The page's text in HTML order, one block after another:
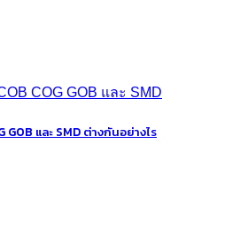
GOB และ SMD ต่างกันอย่างไร